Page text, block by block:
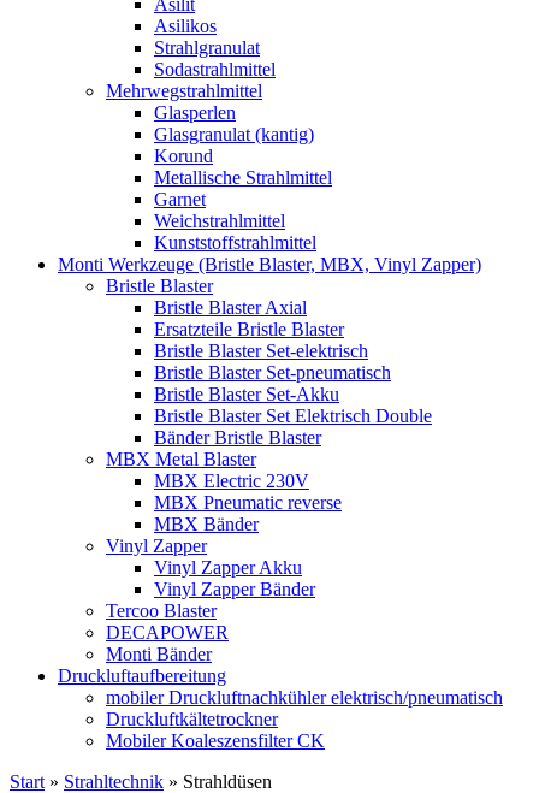
Asilikos
Strahlgranulat
Sodastrahlmittel
Mehrwegstrahlmittel
Glasperlen
Glasgranulat (kantig)
Korund
Metallische Strahlmittel
Garnet
Weichstrahlmittel
Kunststoffstrahlmittel
Monti Werkzeuge (Bristle Blaster, MBX, Vinyl Zapper)
Bristle Blaster
Bristle Blaster Axial
Ersatzteile Bristle Blaster
Bristle Blaster Set-elektrisch
Bristle Blaster Set-pneumatisch
Bristle Blaster Set-Akku
Bristle Blaster Set Elektrisch Double
Bänder Bristle Blaster
MBX Metal Blaster
MBX Electric 230V
MBX Pneumatic reverse
MBX Bänder
Vinyl Zapper
Vinyl Zapper Akku
Vinyl Zapper Bänder
Tercoo Blaster
DECAPOWER
Monti Bänder
Druckluftaufbereitung
mobiler Druckluftnachkühler elektrisch/pneumatisch
Druckluftkältetrockner
Mobiler Koaleszensfilter CK
Start » Strahltechnik » Strahldüsen